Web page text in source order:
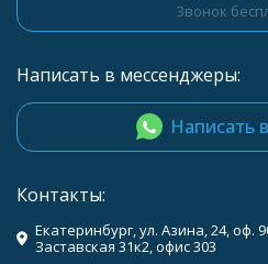
Звонок
Написать в мессенджеры:
Написать
Контакты:
Екатеринбург, ул. Азина, 24, оф.
Заставская 31к2, офис 303